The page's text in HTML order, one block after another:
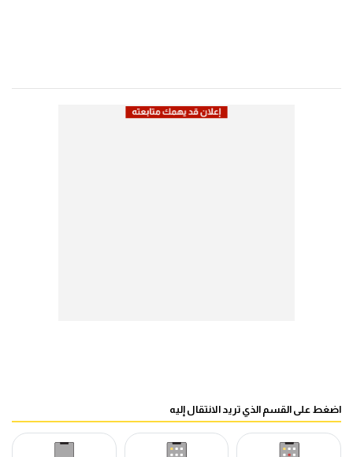
اضغط على القسم الذي تريد الانتقال إليه